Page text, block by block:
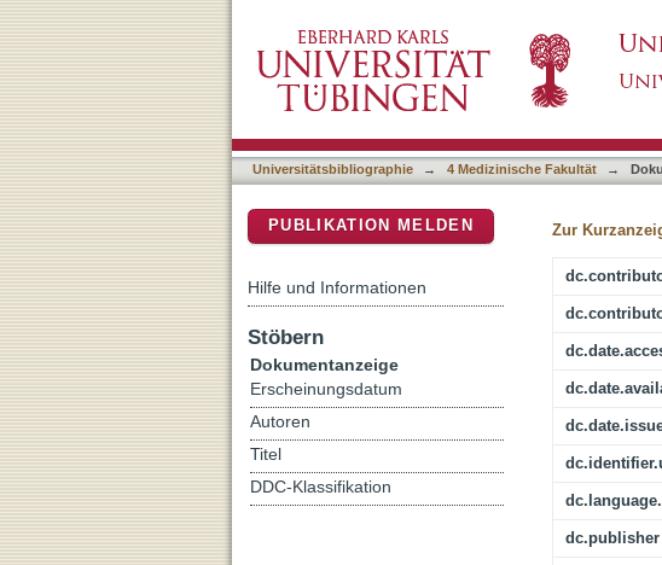
Verbesserung der metabolischen
AKN1 mittels 5-Azacytidin und
Universitätsbibliographie → 4 Medizinische Fakultät →
Zur
dc.publisher
PUBLIKATION MELDEN
Hilfe und Informationen
Stöbern
Dokumentanzeige
Erscheinungsdatum
Autoren
Titel
DDC-Klassifikation